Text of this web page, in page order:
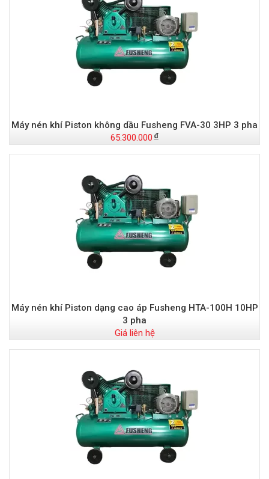
Máy nén khí Piston không dầu Fusheng FVA-30 3HP 3 pha
65.300.000
Máy nén khí Piston dạng cao áp Fusheng HTA-100H 10HP
3 pha
Giá liên hệ